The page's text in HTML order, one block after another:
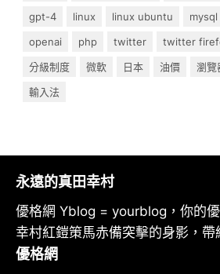
gpt-4
linux linux ubuntu mysql
openai
php twitter twitter
分級制度
微軟 日本 油價 瀏覽
輸入法
永遠的真田幸村
優格網 Yblog = yourblog，你的
幸村紅鎧策馬赤備突擊的身影，帶
優格網